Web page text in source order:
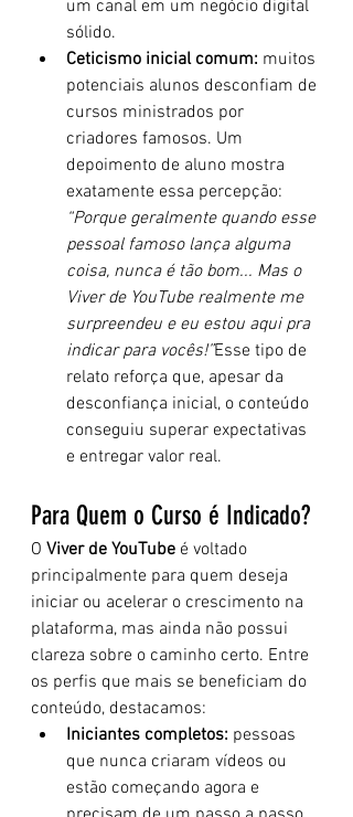
um canal em um negócio digital
sólido.
Ceticismo inicial comum: muitos
potenciais alunos desconfiam de
cursos ministrados por
criadores famosos. Um
depoimento de aluno mostra
exatamente essa percepção:
“Porque geralmente quando esse
pessoal famoso lança alguma
coisa, nunca é tão bom... Mas o
Viver de YouTube realmente me
surpreendeu e eu estou aqui pra
indicar para vocês!”Esse tipo de
relato reforça que, apesar da
desconfiança inicial, o conteúdo
conseguiu superar expectativas
e entregar valor real.
Para Quem o Curso é Indicado?
O Viver de YouTube é voltado
principalmente para quem deseja
iniciar ou acelerar o crescimento na
plataforma, mas ainda não possui
clareza sobre o caminho certo. Entre
os perfis que mais se beneficiam do
conteúdo, destacamos:
Iniciantes completos: pessoas
que nunca criaram vídeos ou
estão começando agora e